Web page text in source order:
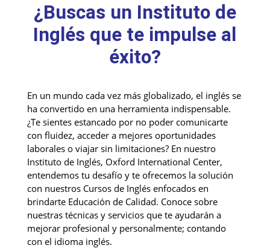
¿Buscas un Instituto de
Inglés que te impulse al
éxito?
En un mundo cada vez más globalizado, el inglés se
ha convertido en una herramienta indispensable.
¿Te sientes estancado por no poder comunicarte
con fluidez, acceder a mejores oportunidades
laborales o viajar sin limitaciones? En nuestro
Instituto de Inglés, Oxford International Center,
entendemos tu desafío y te ofrecemos la solución
con nuestros Cursos de Inglés enfocados en
brindarte Educación de Calidad. Conoce sobre
nuestras técnicas y servicios que te ayudarán a
mejorar profesional y personalmente; contando
con el idioma inglés.